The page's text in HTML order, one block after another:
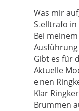
Was mir
Stelltrafo in
Bei
Gibt es für
Aktuelle
einen
Klar
Brummen